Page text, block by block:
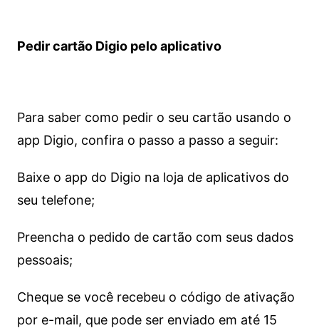
Pedir cartão Digio pelo aplicativo
Para saber como pedir o seu cartão usando o
app Digio, confira o passo a passo a seguir:
Baixe o app do Digio na loja de aplicativos do
seu telefone;
Preencha o pedido de cartão com seus dados
pessoais;
Cheque se você recebeu o código de ativação
por e-mail, que pode ser enviado em até 15